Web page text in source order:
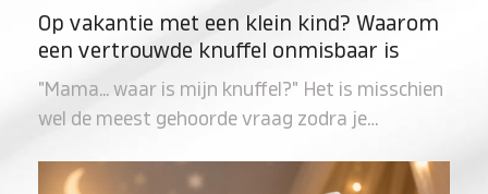
Op vakantie met een klein kind? Waarom
een vertrouwde knuffel onmisbaar is
"Mama... waar is mijn knuffel?" Het is misschien
wel de meest gehoorde vraag zodra je…